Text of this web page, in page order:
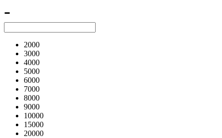
-
2000
3000
4000
5000
6000
7000
8000
9000
10000
15000
20000